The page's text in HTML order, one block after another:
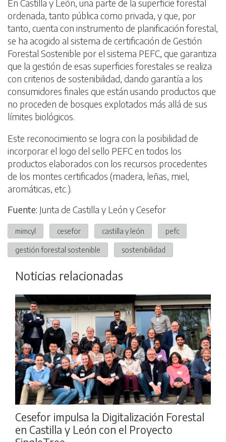
En Castilla y León, una parte de la superficie forestal
ordenada, tanto pública como privada, y que, por
tanto, cuenta con instrumento de planificación forestal,
se ha acogido al sistema de certificación de Gestión
Forestal Sostenible por el sistema PEFC, que garantiza
que la gestión de esas superficies forestales se realiza
con criterios de sostenibilidad, dando garantía a los
consumidores finales que están usando productos que
no proceden de bosques explotados más allá de sus
límites biológicos.
Este reconocimiento se logra con la posibilidad de
incorporar el logo del sello PEFC en todos los
productos elaborados con los recursos procedentes
de los montes certificados (madera, leñas, miel,
aromáticas, etc.).
Fuente: Junta de Castilla y León y Cesefor
mimcyl cesefor castilla y león pefc
gestión forestal sostenible sostenibilidad
Noticias relacionadas
Cesefor impulsa la Digitalización Forestal
en Castilla y León con el Proyecto